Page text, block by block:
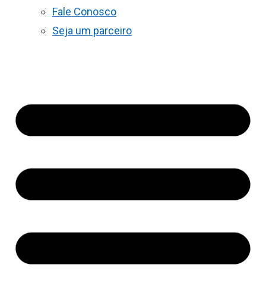
Fale Conosco
Seja um parceiro